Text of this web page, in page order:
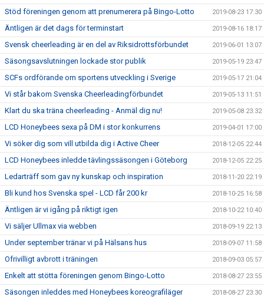
Stöd föreningen genom att prenumerera på Bingo-Lotto 2019-08-23 17:30
Äntligen är det dags för terminstart 2019-08-16 18:17
Svensk cheerleading är en del av Riksidrottsförbundet 2019-06-01 13:07
Säsongsavslutningen lockade stor publik 2019-05-19 23:47
SCFs ordförande om sportens utveckling i Sverige 2019-05-17 21:04
Vi står bakom Svenska Cheerleadingförbundet 2019-05-13 11:51
Klart du ska träna cheerleading - Anmäl dig nu! 2019-05-08 23:32
LCD Honeybees sexa på DM i stor konkurrens 2019-04-01 17:00
Vi söker dig som vill utbilda dig i Active Cheer 2018-12-05 22:44
LCD Honeybees inledde tävlingssäsongen i Göteborg 2018-12-05 22:25
Ledarträff som gav ny kunskap och inspiration 2018-11-20 22:19
Bli kund hos Svenska spel - LCD får 200 kr 2018-10-25 16:58
Äntligen är vi igång på riktigt igen 2018-10-22 10:40
Vi säljer Ullmax via webben 2018-09-19 22:13
Under september tränar vi på Hälsans hus 2018-09-07 11:58
Ofrivilligt avbrott i träningen 2018-09-03 05:57
Enkelt att stötta föreningen genom Bingo-Lotto 2018-08-27 23:55
Säsongen inleddes med Honeybees koreografiläger 2018-08-27 23:30